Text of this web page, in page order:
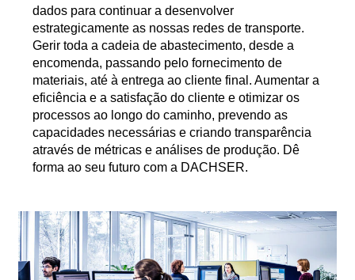
dados para continuar a desenvolver
estrategicamente as nossas redes de transporte.
Gerir toda a cadeia de abastecimento, desde a
encomenda, passando pelo fornecimento de
materiais, até à entrega ao cliente final. Aumentar a
eficiência e a satisfação do cliente e otimizar os
processos ao longo do caminho, prevendo as
capacidades necessárias e criando transparência
através de métricas e análises de produção. Dê
forma ao seu futuro com a DACHSER.